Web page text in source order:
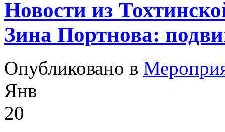
Новости из
Зина Портнова:
Опубликовано в
Янв
20